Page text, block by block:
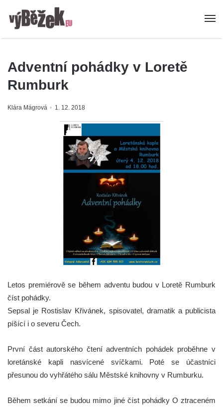
Adventní pohádky v Loretě
Rumburk
Klára Mágrová 1. 12. 2018
Letos premiérově se během adventu budou v Loretě Rumburk
číst pohádky.
Sepsal je Rostislav Křivánek, spisovatel, dramatik a publicista
píšící i o severu Čech.
První část autorského čtení adventních pohádek proběhne v
loretánské kapli nasvícené svíčkami. Poté se účastníci
přesunou do vyhřátého sálu Městské knihovny v Rumburku.
Během setkání se budou mimo jiné číst pohádky O ztraceném